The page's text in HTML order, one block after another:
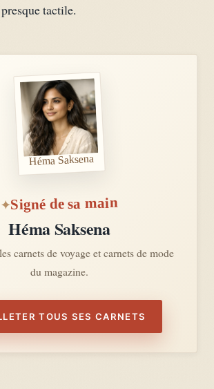
tactile.
Héma Saksena
Signé de sa main
Héma Saksena
carnets de voyage et carnets de mode
du magazine.
TOUS SES CARNETS